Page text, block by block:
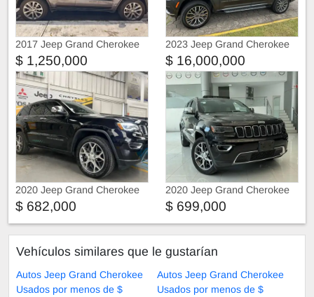
2017 Jeep Grand Cherokee
limited advance lujo suv
autom
$ 1,250,000
2023 Jeep Grand Cherokee
Asientos de cuero
$ 16,000,000
2020 Jeep Grand Cherokee
$ 682,000
2020 Jeep Grand Cherokee
$ 699,000
Vehículos similares que le gustarían
Autos Jeep Grand Cherokee
Usados por menos de $
Autos Jeep Grand Cherokee
Usados por menos de $